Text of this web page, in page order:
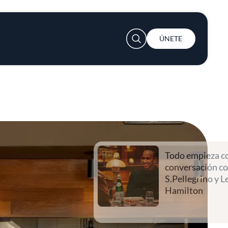
User account menu
ÚNETE
Todo empieza con una
conversación con
S.Pellegrino y Lewis
Hamilton